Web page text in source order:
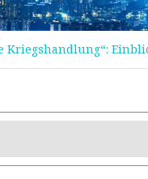
Kriegshandlung“: